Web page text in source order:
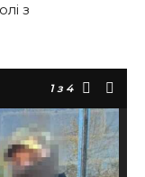
з
1з 4